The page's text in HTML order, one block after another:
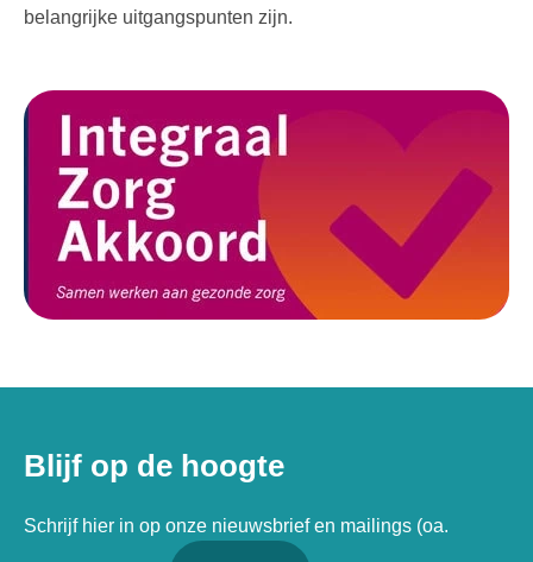
belangrijke uitgangspunten zijn.
Blijf op de hoogte
Schrijf hier in op onze nieuwsbrief en mailings (oa.